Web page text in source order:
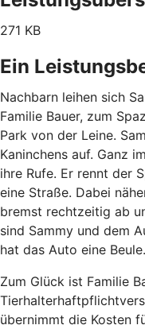
271 KB
Ein
Nachbarn leihen sich
Familie Bauer, zum
Park von der Leine.
Kaninchens auf. Ganz
ihre Rufe. Er rennt der
eine Straße. Dabei
bremst rechtzeitig ab
sind Sammy und dem
hat das Auto eine Beule.
Zum Glück ist Familie
übernimmt die Kosten